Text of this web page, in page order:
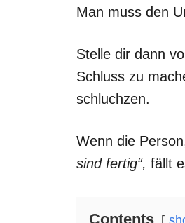
Man muss den
Stelle dir dann
Schluss zu
schluchzen.
Wenn die
sind fertig“, fällt
Contents